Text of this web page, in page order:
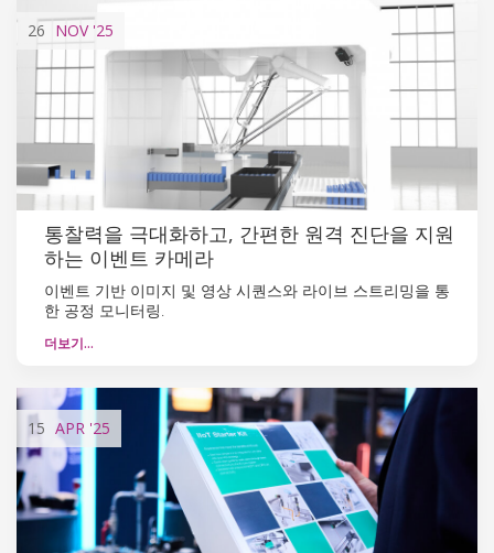
26 NOV'25
통찰력을 극대화하고, 간편한 원격 진단을 지원
하는 이벤트 카메라
이벤트 기반 이미지 및 영상 시퀀스와 라이브 스트리밍을 통
한 공정 모니터링.
더보기…
15 APR '25